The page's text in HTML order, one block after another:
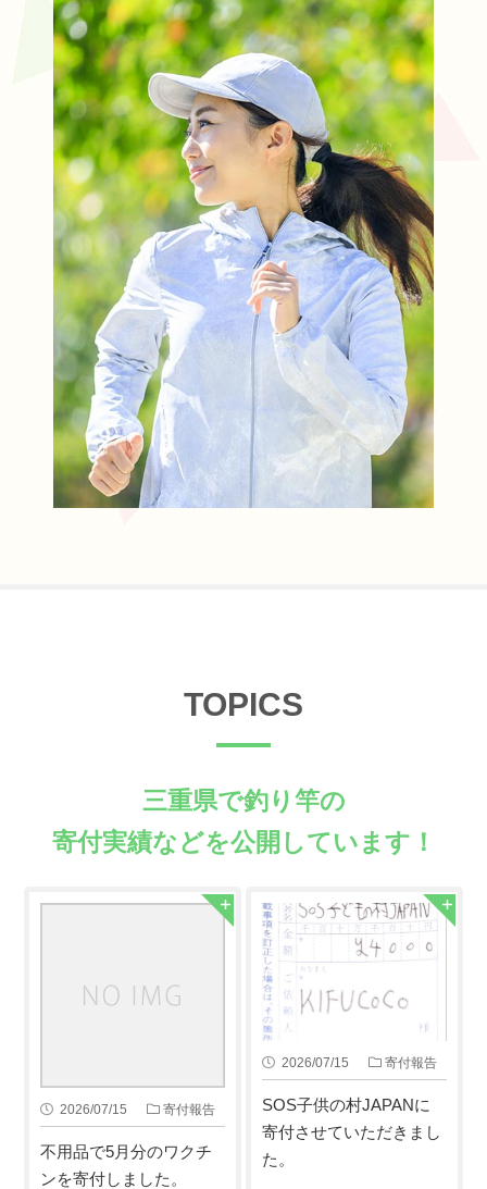
TOPICS
三重県で釣り竿の
寄付実績などを公開しています！
2026/07/15 寄付報告
不用品で5月分のワクチ
ンを寄付しました。
2026/07/15 寄付報告
SOS子供の村JAPANに
寄付させていただきまし
た。